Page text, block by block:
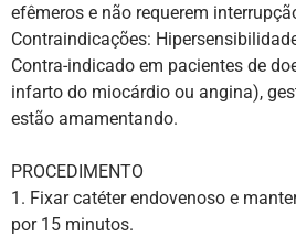
efêmeros e não requerem
Contraindicações:
Contra-indicado em pacientes de
infarto do miocárdio ou angina),
estão amamentando.
PROCEDIMENTO
1. Fixar catéter endovenoso e
por 15 minutos.